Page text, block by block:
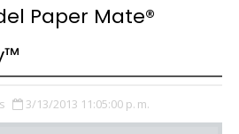
Paper Mate®
3/13/2013 11:05:00 p. m.